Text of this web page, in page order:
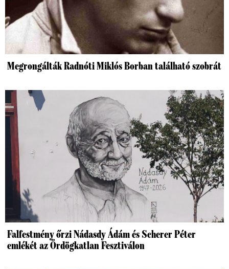
Megrongálták Radnóti Miklós Borban található szobrát
Falfestmény őrzi Nádasdy Ádám és Scherer Péter
emlékét az Ördögkatlan Fesztiválon